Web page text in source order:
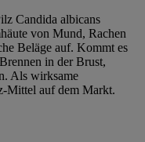
Candida albicans
von Mund, Rachen
Beläge auf. Kommt es
in der Brust,
Als wirksame
Mittel auf dem Markt.